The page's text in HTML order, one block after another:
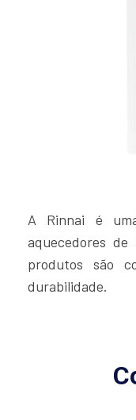
A Rinnai é
aquecedores
produtos são
durabilidade.